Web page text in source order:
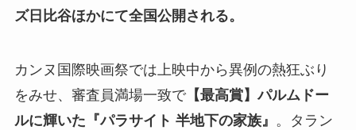
ズ日比谷ほかにて全国公開される。
カンヌ国際映画祭では上映中から異例の熱狂ぶり
をみせ、審査員満場一致で【最高賞】パルムドー
ルに輝いた『パラサイト 半地下の家族』 。タラン